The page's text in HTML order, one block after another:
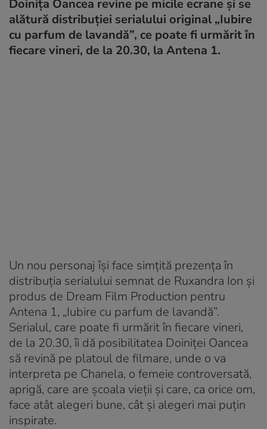
Doinița Oancea revine pe micile ecrane şi se
alătură distribuţiei serialului original „Iubire
cu parfum de lavandă”, ce poate fi urmărit în
fiecare vineri, de la 20.30, la Antena 1.
Un nou personaj îşi face simţită prezenţa în
distribuția serialului semnat de Ruxandra Ion şi
produs de Dream Film Production pentru
Antena 1, „Iubire cu parfum de lavandă”.
Serialul, care poate fi urmărit în fiecare vineri,
de la 20.30, îi dă posibilitatea Doiniţei Oancea
să revină pe platoul de filmare, unde o va
interpreta pe Chanela, o femeie controversată,
aprigă, care are școala vieții și care, ca orice om,
face atât alegeri bune, cât și alegeri mai puțin
inspirate.